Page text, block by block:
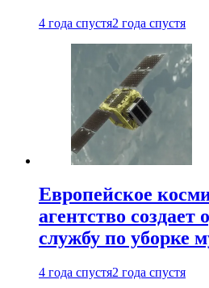
4 года спустя2 года спустя
Европейское
агентство
службу по уборке
4 года спустя2 года спустя